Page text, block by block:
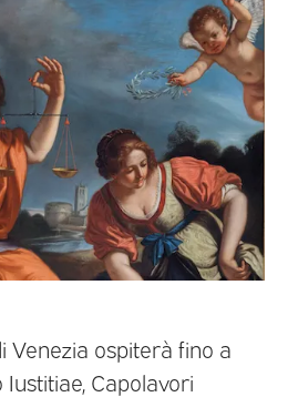
Venezia ospiterà fino a
Capolavori